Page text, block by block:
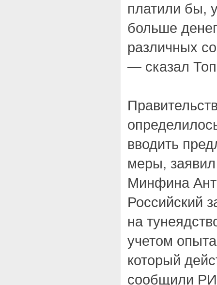
платили бы,
больше
различных
— сказал
вводить
меры,
Минфина
Российский
на
учетом
который
сообщили